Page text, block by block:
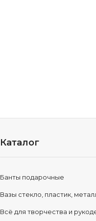
Каталог
Банты подарочные
Вазы стекло, пластик,
Всё для творчества и